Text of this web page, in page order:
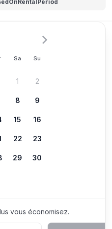
Sa Su
1 2
8 9
15 16
22 23
29 30
vous économisez.